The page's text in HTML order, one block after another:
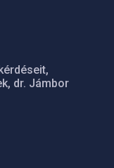
dr. Jámbor